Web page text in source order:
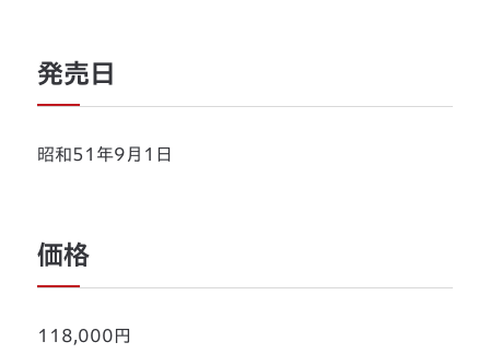
発売日
昭和51年9月1日
価格
118,000円